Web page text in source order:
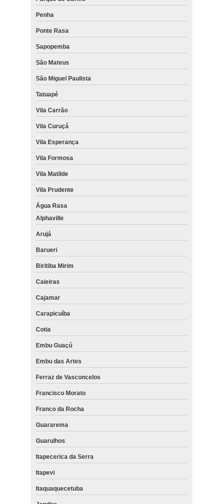
Penha
Ponte Rasa
Sapopemba
São Mateus
São Miguel Paulista
Tatuapé
Vila Carrão
Vila Curuçá
Vila Esperança
Vila Formosa
Vila Matilde
Vila Prudente
Água Rasa
Alphaville
Arujá
Barueri
Biritiba Mirim
Caieiras
Cajamar
Carapicuíba
Cotia
Embu Guaçú
Embu das Artes
Ferraz de Vasconcelos
Francisco Morato
Franco da Rocha
Guararema
Guarulhos
Itapecerica da Serra
Itapevi
Itaquaquecetuba